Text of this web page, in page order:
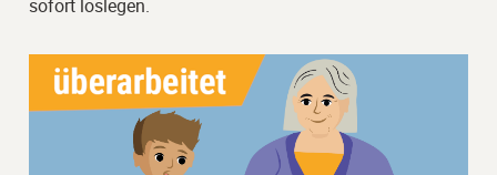
sofort loslegen.